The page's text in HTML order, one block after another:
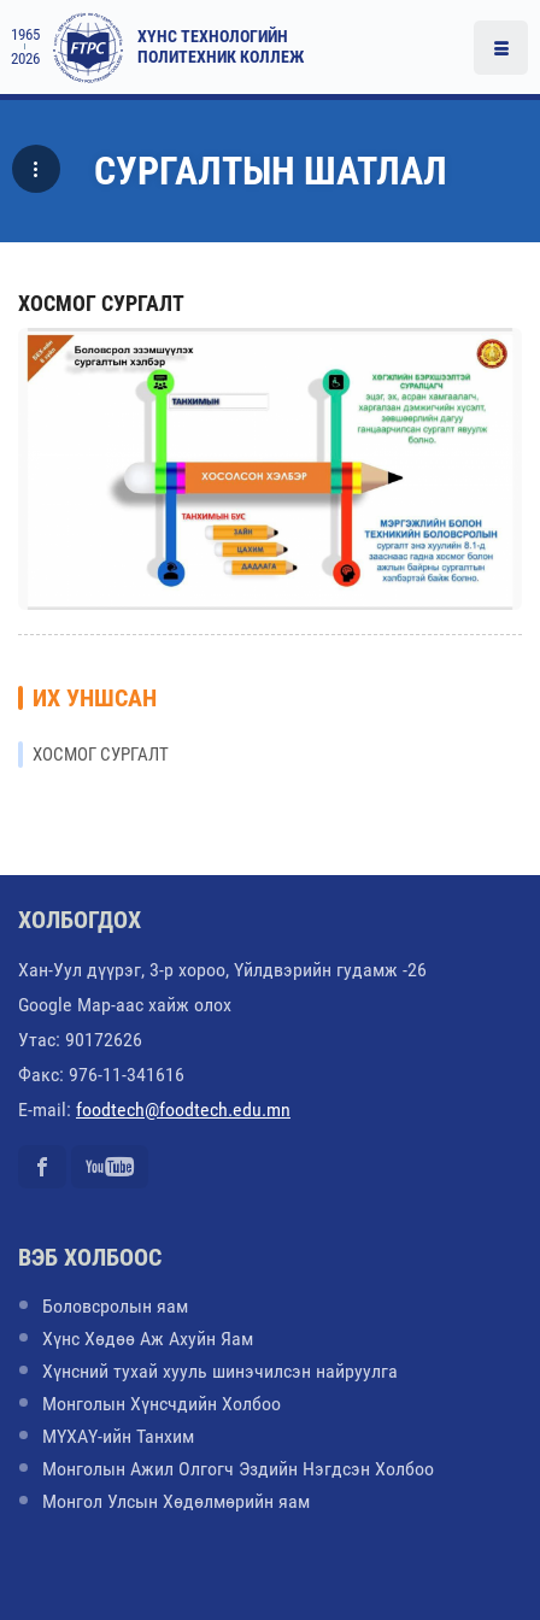
1965
2026
ХҮНС ТЕХНОЛОГИЙН
ПОЛИТЕХНИК КОЛЛЕЖ
СУРГАЛТЫН ШАТЛАЛ
ХОСМОГ СУРГАЛТ
ИХ УНШСАН
ХОСМОГ СУРГАЛТ
ХОЛБОГДОХ
Хан-Уул дүүрэг, 3-р хороо, Үйлдвэрийн гудамж -26
Google Map-аас хайж олох
Утас: 90172626
Факс: 976-11-341616
E-mail: foodtech@foodtech.edu.mn
ВЭБ ХОЛБООС
Боловсролын яам
Хүнс Хөдөө Аж Ахуйн Яам
Хүнсний тухай хууль шинэчилсэн найруулга
Монголын Хүнсчдийн Холбоо
МҮХАҮ-ийн Танхим
Монголын Ажил Олгогч Эздийн Нэгдсэн Холбоо
Монгол Улсын Хөдөлмөрийн яам